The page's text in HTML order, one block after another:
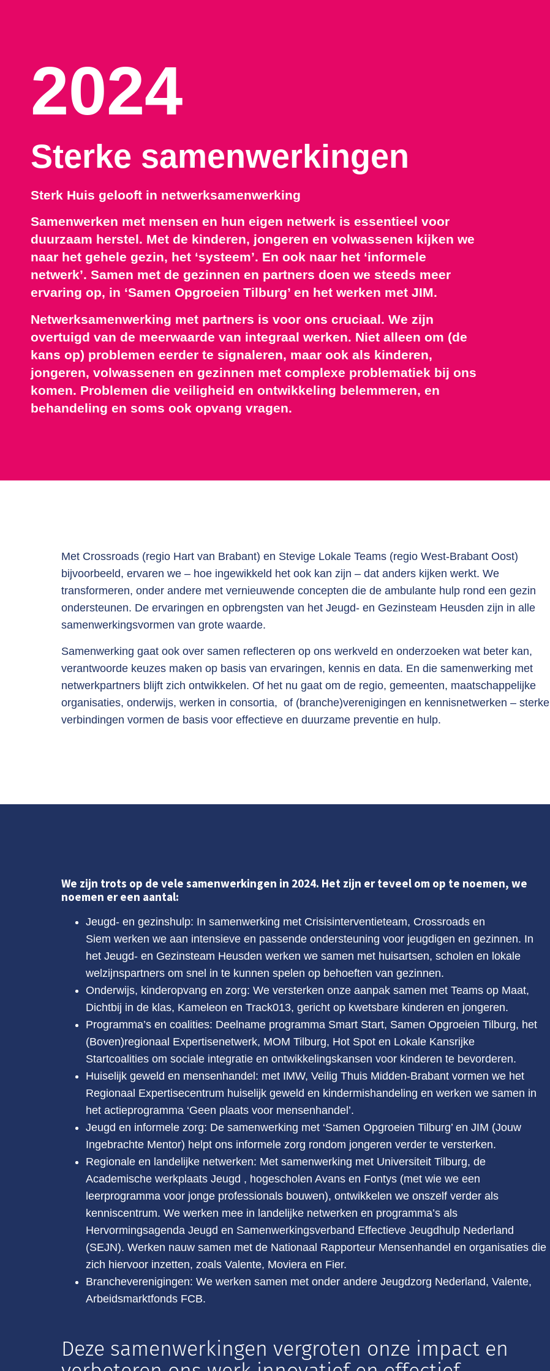
2024
Sterke samenwerkingen
Sterk Huis gelooft in netwerksamenwerking
Samenwerken met mensen en hun eigen netwerk is essentieel voor
duurzaam herstel. Met de kinderen, jongeren en volwassenen kijken we
naar het gehele gezin, het ‘systeem’. En ook naar het ‘informele
netwerk’. Samen met de gezinnen en partners doen we steeds meer
ervaring op, in ‘Samen Opgroeien Tilburg’ en het werken met JIM.
Netwerksamenwerking met partners is voor ons cruciaal. We zijn
overtuigd van de meerwaarde van integraal werken. Niet alleen om (de
kans op) problemen eerder te signaleren, maar ook als kinderen,
jongeren, volwassenen en gezinnen met complexe problematiek bij ons
komen. Problemen die veiligheid en ontwikkeling belemmeren, en
behandeling en soms ook opvang vragen.
Met Crossroads (regio Hart van Brabant) en Stevige Lokale Teams (regio West-Brabant Oost)
bijvoorbeeld, ervaren we – hoe ingewikkeld het ook kan zijn – dat anders kijken werkt. We
transformeren, onder andere met vernieuwende concepten die de ambulante hulp rond een gezin
ondersteunen. De ervaringen en opbrengsten van het Jeugd- en Gezinsteam Heusden zijn in alle
samenwerkingsvormen van grote waarde.
Samenwerking gaat ook over samen reflecteren op ons werkveld en onderzoeken wat beter kan,
verantwoorde keuzes maken op basis van ervaringen, kennis en data. En die samenwerking met
netwerkpartners blijft zich ontwikkelen. Of het nu gaat om de regio, gemeenten, maatschappelijke
organisaties, onderwijs, werken in consortia, of (branche)verenigingen en kennisnetwerken – sterke
verbindingen vormen de basis voor effectieve en duurzame preventie en hulp.
We zijn trots op de vele samenwerkingen in 2024. Het zijn er teveel om op te noemen, we
noemen er een aantal:
Jeugd- en gezinshulp: In samenwerking met Crisisinterventieteam, Crossroads en
Siem werken we aan intensieve en passende ondersteuning voor jeugdigen en gezinnen. In
het Jeugd- en Gezinsteam Heusden werken we samen met huisartsen, scholen en lokale
welzijnspartners om snel in te kunnen spelen op behoeften van gezinnen.
Onderwijs, kinderopvang en zorg: We versterken onze aanpak samen met Teams op Maat,
Dichtbij in de klas, Kameleon en Track013, gericht op kwetsbare kinderen en jongeren.
Programma’s en coalities: Deelname programma Smart Start, Samen Opgroeien Tilburg, het
(Boven)regionaal Expertisenetwerk, MOM Tilburg, Hot Spot en Lokale Kansrijke
Startcoalities om sociale integratie en ontwikkelingskansen voor kinderen te bevorderen.
Huiselijk geweld en mensenhandel: met IMW, Veilig Thuis Midden-Brabant vormen we het
Regionaal Expertisecentrum huiselijk geweld en kindermishandeling en werken we samen in
het actieprogramma ‘Geen plaats voor mensenhandel’.
Jeugd en informele zorg: De samenwerking met ‘Samen Opgroeien Tilburg’ en JIM (Jouw
Ingebrachte Mentor) helpt ons informele zorg rondom jongeren verder te versterken.
Regionale en landelijke netwerken: Met samenwerking met Universiteit Tilburg, de
Academische werkplaats Jeugd , hogescholen Avans en Fontys (met wie we een
leerprogramma voor jonge professionals bouwen), ontwikkelen we onszelf verder als
kenniscentrum. We werken mee in landelijke netwerken en programma’s als
Hervormingsagenda Jeugd en Samenwerkingsverband Effectieve Jeugdhulp Nederland
(SEJN). Werken nauw samen met de Nationaal Rapporteur Mensenhandel en organisaties die
zich hiervoor inzetten, zoals Valente, Moviera en Fier.
Brancheverenigingen: We werken samen met onder andere Jeugdzorg Nederland, Valente,
Arbeidsmarktfonds FCB.
Deze samenwerkingen vergroten onze impact en